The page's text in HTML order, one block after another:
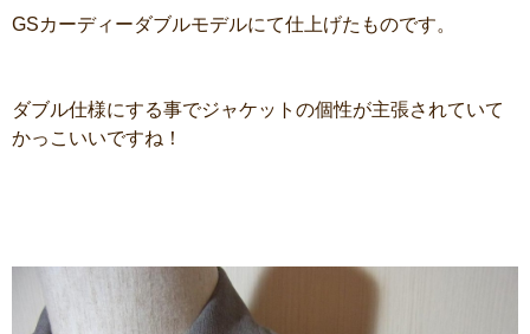
GSカーディーダブルモデルにて仕上げたものです。
ダブル仕様にする事でジャケットの個性が主張されていて
かっこいいですね！